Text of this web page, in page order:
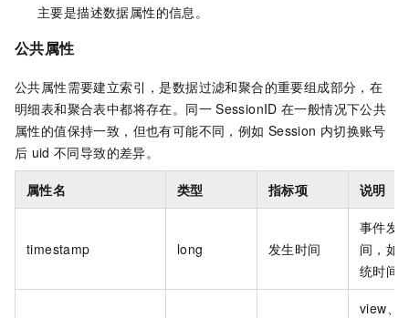
主要是描述数据属性的信息。
公共属性
公共属性需要建立索引，是数据过滤和聚合的重要组成部分，在
明细表和聚合表中都将存在。同一 SessionID 在一般情况下公共
属性的值保持一致，但也有可能不同，例如 Session 内切换账号
后 uid 不同导致的差异。
属性名 类型 指标项 说明
timestamp long 发生时间
事件发
间，如
统时间
view、